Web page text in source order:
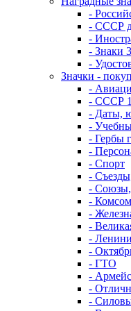
-
- СССР
-
- Знаки
-
Значки -
-
- СССР
- Даты,
-
- Гербы
-
- Спорт
-
- Союзы,
-
-
-
-
-
- ГТО
-
-
-